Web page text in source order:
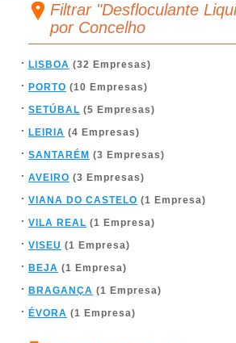
Filtrar "Desfloculante
por Concelho
LISBOA (32 Empresas)
PORTO (10 Empresas)
SETÚBAL (5 Empresas)
LEIRIA (4 Empresas)
SANTARÉM (3 Empresas)
AVEIRO (3 Empresas)
VIANA DO CASTELO (1 Empresa)
VILA REAL (1 Empresa)
VISEU (1 Empresa)
BEJA (1 Empresa)
BRAGANÇA (1 Empresa)
ÉVORA (1 Empresa)